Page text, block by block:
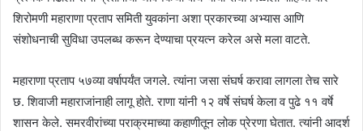
शिरोमणी महाराणा प्रताप समिती युवकांना अशा प्रकारच्या अभ्यास आणि
संशोधनाची सुविधा उपलब्ध करून देण्याचा प्रयत्न करेल असे मला वाटते.
महाराणा प्रताप ५७व्या वर्षापर्यंत जगले. त्यांना जसा संघर्ष करावा लागला तेच सारे
छ. शिवाजी महाराजांनाही लागू होते. राणा यांनी १२ वर्षे संघर्ष केला व पुढे ११ वर्षे
शासन केले. समरवीरांच्या पराक्रमाच्या कहाणीतून लोक प्रेरणा घेतात. त्यांनी आदर्श